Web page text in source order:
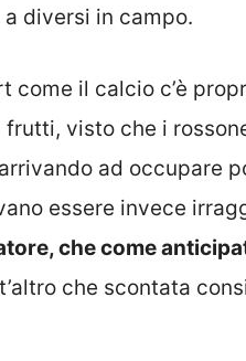
diversi in campo.
come il calcio c’è
visto che i
ad occupare
essere invece
che come
che scontata